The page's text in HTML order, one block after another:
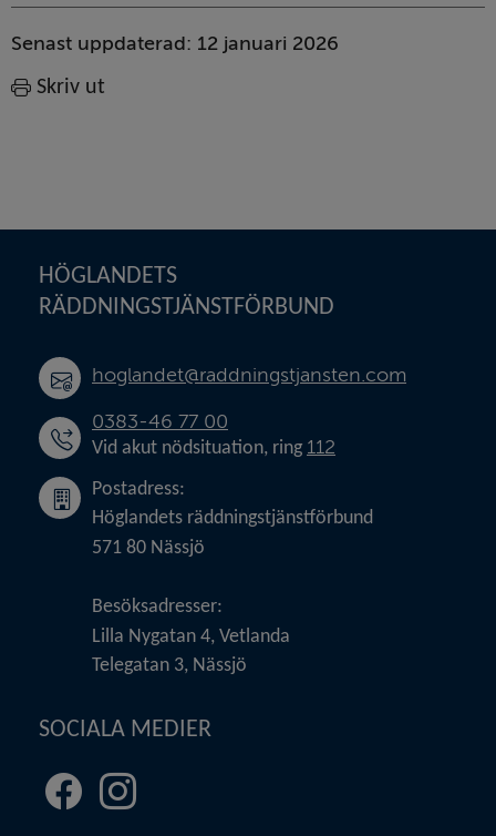
Senast uppdaterad: 12 januari 2026
Skriv ut
HÖGLANDETS
RÄDDNINGSTJÄNSTFÖRBUND
hoglandet@raddningstjansten.com
0383-46 77 00
Vid akut nödsituation, ring 112
Postadress:
Höglandets räddningstjänstförbund
571 80 Nässjö
Besöksadresser:
Lilla Nygatan 4, Vetlanda
Telegatan 3, Nässjö
SOCIALA MEDIER
FacebookInstagram